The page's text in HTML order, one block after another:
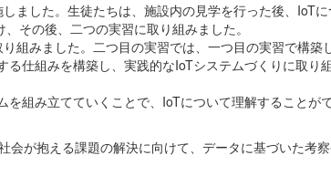
ました。生徒たちは、施設内の見学を行った後、IoT
その後、二つの実習に取り組みました。
組みました。二つ目の実習では、一つ目の実習で構築
仕組みを構築し、実践的なIoTシステムづくりに取り
組み立てていくことで、IoTについて理解することが
が抱える課題の解決に向けて、データに基づいた考